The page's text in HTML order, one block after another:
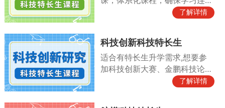
了解详情
科技创新科技特长生
适合有特长生升学需求,想要参
加科技创新大赛、金鹏科技论
了解详情